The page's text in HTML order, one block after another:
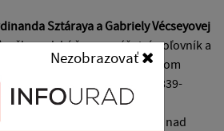
Nezobrazovať
Sztáraya a Gabriely Vécseyovej
užhorodský župan, vášnivý poľovník a
trofejí. Mal sa stať dedičom
Antona Sztáraya (1839-
poľovačke si natoľko
(pra jarný lov slúk v Trnave nad